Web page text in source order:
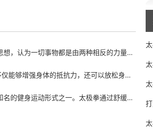
组成，即阴阳。太极拳讲究“柔中带刚”，通过缓慢的动作和
，缓解压力。有些人在练习太极拳之后，会发现自己的失眠
身体动作和深度呼吸，有效地增强身体的柔顺度、平衡能力、